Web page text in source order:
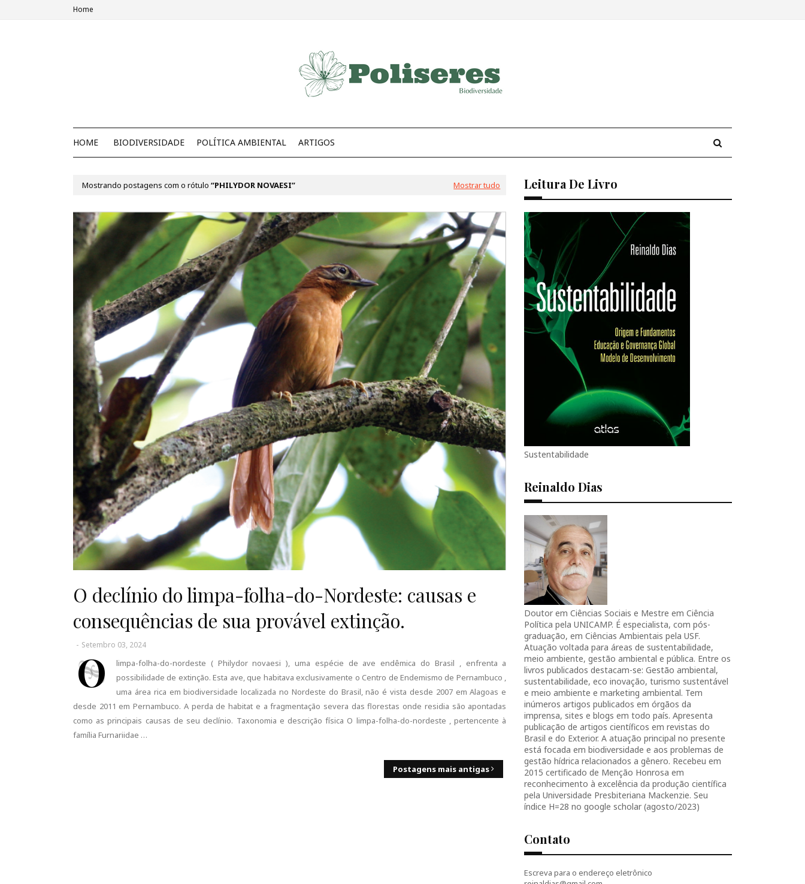
Home
HOME BIODIVERSIDADE POLÍTICA AMBIENTAL ARTIGOS
Mostrando postagens com o rótulo PHILYDOR NOVAESI Mostrar tudo
O declínio do limpa-folha-do-Nordeste: causas e
consequências de sua provável extinção.
- Setembro 03, 2024
O
limpa-folha-do-nordeste ( Philydor novaesi ), uma espécie de ave endêmica do Brasil , enfrenta a
possibilidade de extinção. Esta ave, que habitava exclusivamente o Centro de Endemismo de Pernambuco ,
uma área rica em biodiversidade localizada no Nordeste do Brasil, não é vista desde 2007 em Alagoas e
desde 2011 em Pernambuco. A perda de habitat e a fragmentação severa das florestas onde residia são apontadas
como as principais causas de seu declínio. Taxonomia e descrição física O limpa-folha-do-nordeste , pertencente à
família Furnariidae …
Postagens mais antigas
Leitura De Livro
Sustentabilidade
Reinaldo Dias
Doutor em Ciências Sociais e Mestre em Ciência
Política pela UNICAMP. É especialista, com pós-
graduação, em Ciências Ambientais pela USF.
Atuação voltada para áreas de sustentabilidade,
meio ambiente, gestão ambiental e pública. Entre os
livros publicados destacam-se: Gestão ambiental,
sustentabilidade, eco inovação, turismo sustentável
e meio ambiente e marketing ambiental. Tem
inúmeros artigos publicados em órgãos da
imprensa, sites e blogs em todo país. Apresenta
publicação de artigos científicos em revistas do
Brasil e do Exterior. A atuação principal no presente
está focada em biodiversidade e aos problemas de
gestão hídrica relacionados a gênero. Recebeu em
2015 certificado de Menção Honrosa em
reconhecimento à excelência da produção científica
pela Universidade Presbiteriana Mackenzie. Seu
índice H=28 no google scholar (agosto/2023)
Contato
Escreva para o endereço eletrônico